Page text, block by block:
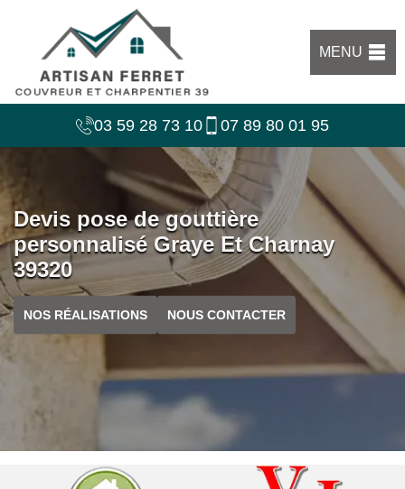
MENU
03 59 28 73 10 07 89 80 01 95
Devis pose de gouttière
personnalisé Graye Et Charnay
39320
NOS RÉALISATIONS NOUS CONTACTER